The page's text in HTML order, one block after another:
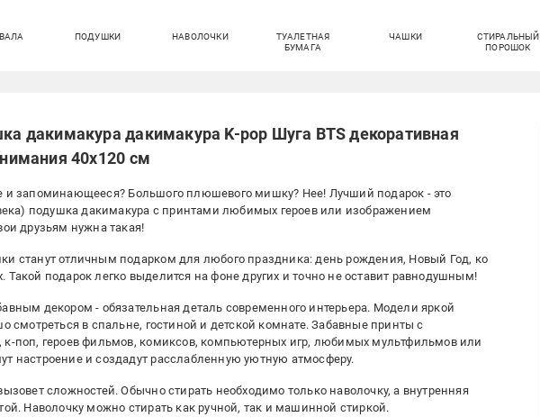
ПОДУШКИ НАВОЛОЧКИ
ТУАЛЕТНАЯ
БУМАГА
ЧАШКИ
СТИРАЛЬНЫЙ
ПОРОШОК
дакимакура дакимакура K-pop Шуга BTS декоративная
40x120 см
и запоминающееся? Большого плюшевого мишку? Нее! Лучший подарок - это
подушка дакимакура с принтами любимых героев или изображением
друзьям нужна такая!
станут отличным подарком для любого праздника: день рождения, Новый Год, ко
подарок легко выделится на фоне других и точно не оставит равнодушным!
декором - обязательная деталь современного интерьера. Модели яркой
смотреться в спальне, гостиной и детской комнате. Забавные принты с
поп, героев фильмов, комиксов, компьютерных игр, любимых мультфильмов или
настроение и создадут расслабленную уютную атмосферу.
сложностей. Обычно стирать необходимо только наволочку, а внутренняя
Наволочку можно стирать как ручной, так и машинной стиркой.